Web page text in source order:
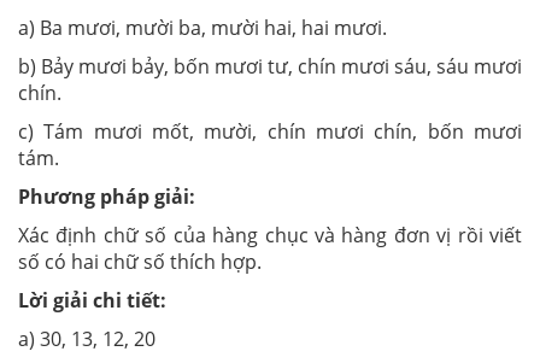
a) Ba mươi, mười ba, mười hai, hai mươi.
b) Bảy mươi bảy, bốn mươi tư, chín mươi sáu, sáu mươi
chín.
c) Tám mươi mốt, mười, chín mươi chín, bốn mươi
tám.
Phương pháp giải:
Xác định chữ số của hàng chục và hàng đơn vị rồi viết
số có hai chữ số thích hợp.
Lời giải chi tiết:
a) 30, 13, 12, 20